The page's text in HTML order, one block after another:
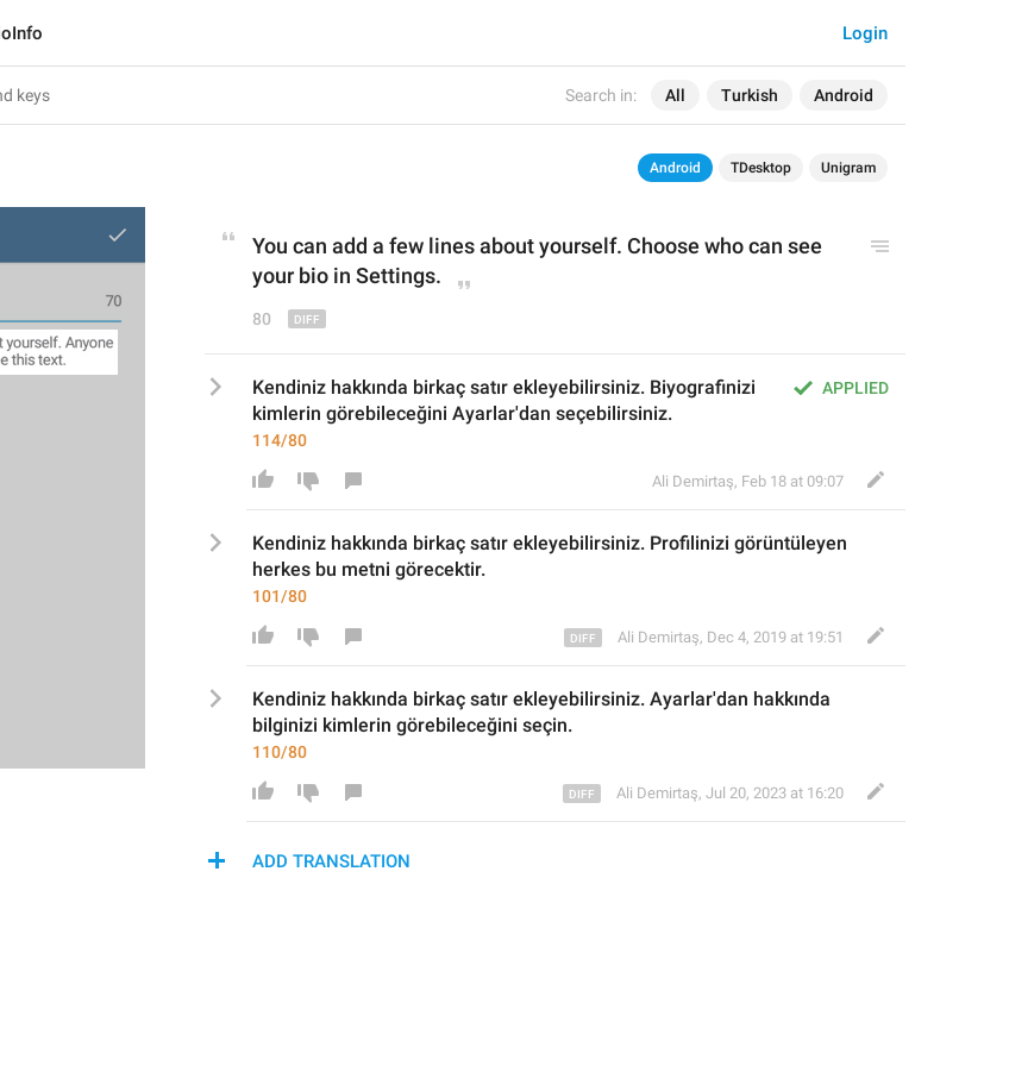
Search in: All Turkish Android
Login
Android TDesktop Unigram
You can add a few lines about yourself. Choose who can see
your bio in Settings.
80
APPLIED
Kendiniz hakkında birkaç satır ekleyebilirsiniz. Biyografinizi
kimlerin görebileceğini Ayarlar'dan seçebilirsiniz.
114/80
Ali Demirtaş, Feb 18 at 09:07
Kendiniz hakkında birkaç satır ekleyebilirsiniz. Profilinizi görüntüleyen
herkes bu metni görecektir.
101/80
Ali Demirtaş, Dec 4, 2019 at 19:51
Kendiniz hakkında birkaç satır ekleyebilirsiniz. Ayarlar'dan hakkında
bilginizi kimlerin görebileceğini seçin.
110/80
Ali Demirtaş, Jul 20, 2023 at 16:20
ADD TRANSLATION